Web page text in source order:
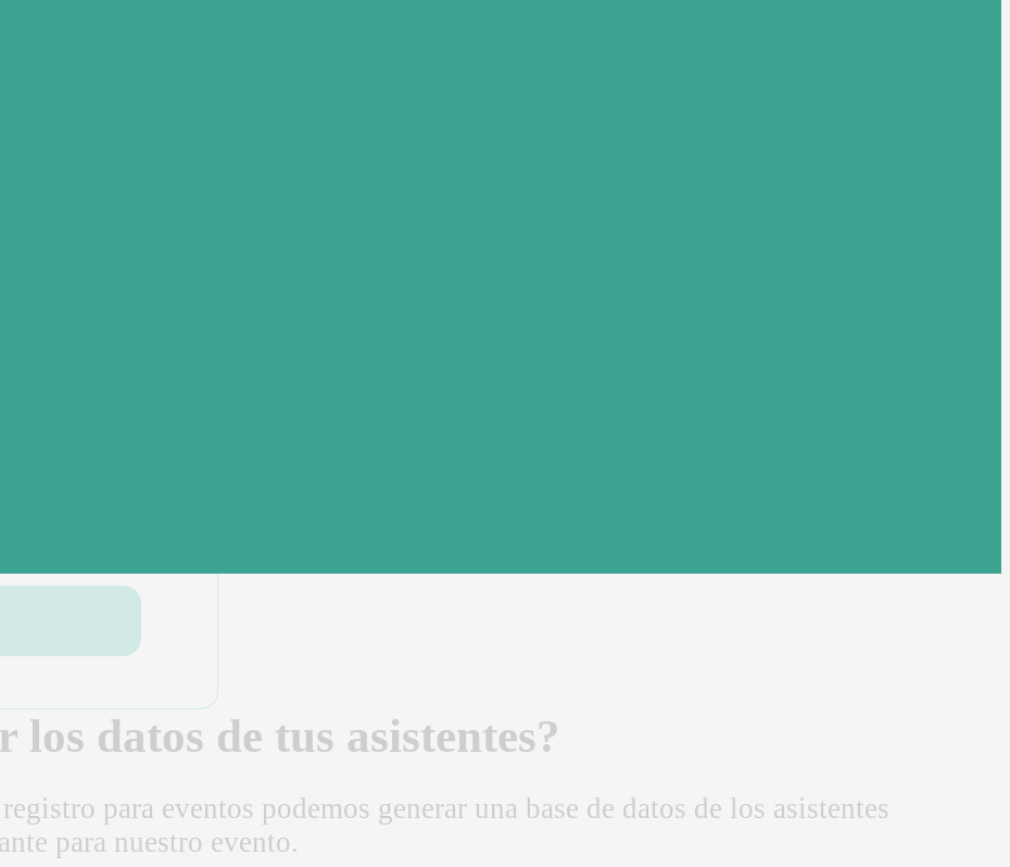
datos de tus asistentes?
para eventos podemos generar una base de datos de los asistentes
para nuestro evento.